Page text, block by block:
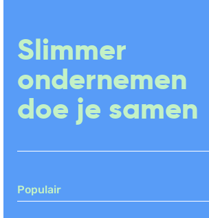
Slimmer
ondernemen
doe je samen
Populair